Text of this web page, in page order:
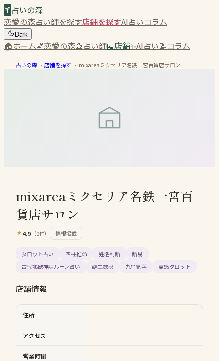
占いの森
恋愛の森占い師を探す店舗を探すAI占いコラム
Dark
🏠ホーム💕恋愛の森🔮占い師🏪店舗✨AI占い📝コラム
占いの森 › 店舗を探す › mixareaミクセリア名鉄一宮百貨店サロン
mixareaミクセリア名鉄一宮百
貨店サロン
4.9 （0件） 情報掲載
タロット占い 四柱推命 姓名判断
断易
古代北欧神話ルーン占い
誕生数秘 九星気学 霊感タロット
店舗情報
住所
アクセス
営業時間